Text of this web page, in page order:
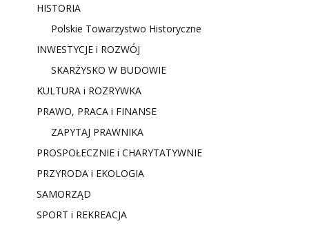
HISTORIA
Polskie Towarzystwo Historyczne
INWESTYCJE i ROZWÓJ
SKARŻYSKO W BUDOWIE
KULTURA i ROZRYWKA
PRAWO, PRACA i FINANSE
ZAPYTAJ PRAWNIKA
PROSPOŁECZNIE i CHARYTATYWNIE
PRZYRODA i EKOLOGIA
SAMORZĄD
SPORT i REKREACJA